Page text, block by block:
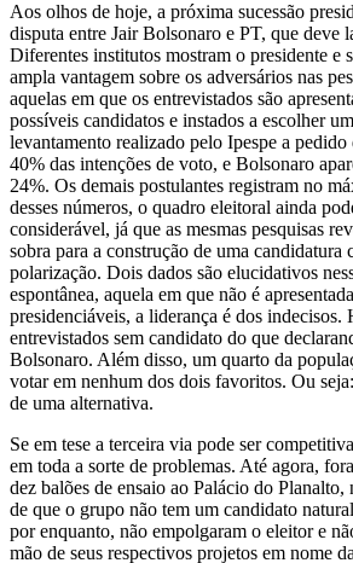
Aos olhos de hoje, a próxima sucessão
disputa entre Jair Bolsonaro e PT, que deve
Diferentes institutos mostram o presidente e
ampla vantagem sobre os adversários nas
aquelas em que os entrevistados são
possíveis candidatos e instados a escolher
levantamento realizado pelo Ipespe a
40% das intenções de voto, e Bolsonaro
24%. Os demais postulantes registram no
desses números, o quadro eleitoral ainda
considerável, já que as mesmas pesquisas
sobra para a construção de uma candidatura
polarização. Dois dados são elucidativos
espontânea, aquela em que não é
presidenciáveis, a liderança é dos indecisos.
entrevistados sem candidato do que
Bolsonaro. Além disso, um quarto da
votar em nenhum dos dois favoritos. Ou
de uma alternativa.
Se em tese a terceira via pode ser
em toda a sorte de problemas. Até agora,
dez balões de ensaio ao Palácio do
de que o grupo não tem um candidato
por enquanto, não empolgaram o eleitor e
mão de seus respectivos projetos em nome